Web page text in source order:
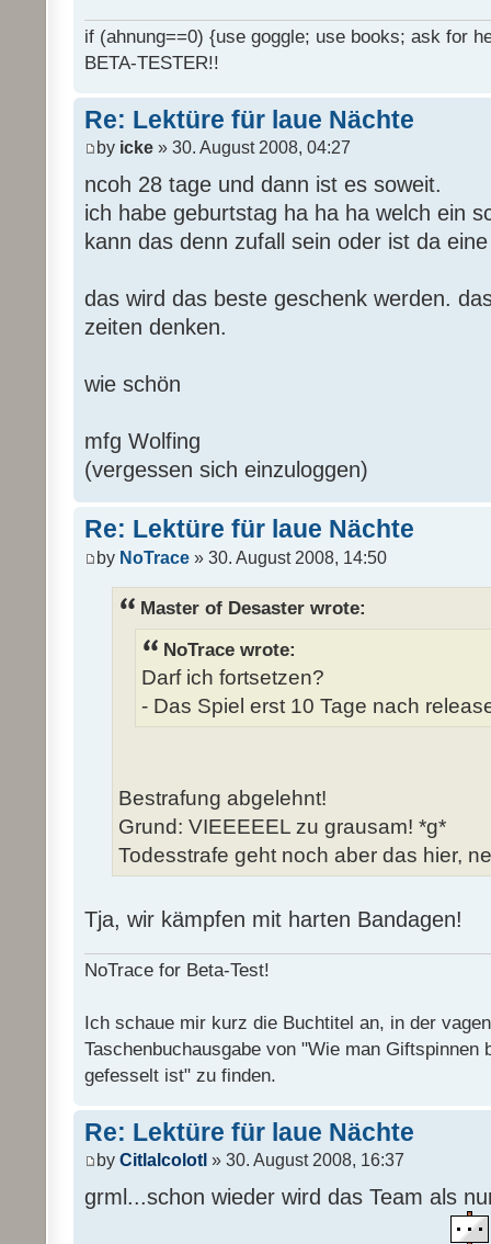
if (ahnung==0) {use goggle; use books; ask for
BETA-TESTER!!
Re: Lektüre für laue Nächte
by icke » 30. August 2008, 04:27
ncoh 28 tage und dann ist es soweit.
ich habe geburtstag ha ha ha welch ein
kann das denn zufall sein oder ist da
das wird das beste geschenk werden.
zeiten denken.
wie schön
mfg Wolfing
(vergessen sich einzuloggen)
Re: Lektüre für laue Nächte
by NoTrace » 30. August 2008, 14:50
Master of Desaster wrote:
NoTrace wrote:
Darf ich fortsetzen?
- Das Spiel erst 10 Tage nach
Bestrafung abgelehnt!
Grund: VIEEEEEL zu grausam! *g*
Todesstrafe geht noch aber das hier,
Tja, wir kämpfen mit harten Bandagen!
NoTrace for Beta-Test!
Ich schaue mir kurz die Buchtitel an, in der
Taschenbuchausgabe von "Wie man Giftspinnen
gefesselt ist" zu finden.
Re: Lektüre für laue Nächte
by Citlalcolotl » 30. August 2008, 16:37
grml...schon wieder wird das Team als